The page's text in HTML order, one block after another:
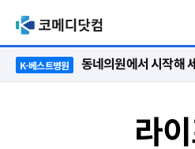
K-베스트병원
라